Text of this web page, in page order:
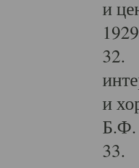
и
32.
и
Б.Ф.
33.